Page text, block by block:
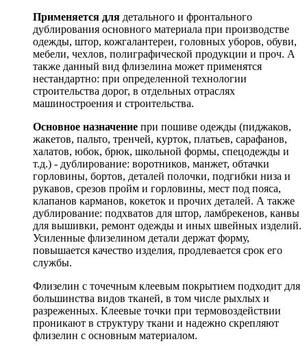
Применяется для детального и фронтального
дублирования основного материала при производстве
одежды, штор, кожгалантереи, головных уборов, обуви,
мебели, чехлов, полиграфической продукции и проч. А
также данный вид флизелина может применятся
нестандартно: при определенной технологии
строительства дорог, в отдельных отраслях
машиностроения и строительства.
Основное назначение при пошиве одежды (пиджаков,
жакетов, пальто, тренчей, курток, платьев, сарафанов,
халатов, юбок, брюк, школьной формы, спецодежды и
т.д.) - дублирование: воротников, манжет, обтачки
горловины, бортов, деталей полочки, подгибки низа и
рукавов, срезов пройм и горловины, мест под пояса,
клапанов карманов, кокеток и прочих деталей. А также
дублирование: подхватов для штор, ламбрекенов, канвы
для вышивки, ремонт одежды и иных швейных изделий.
Усиленные флизелином детали держат форму,
повышается качество изделия, продлевается срок его
службы.
Флизелин с точечным клеевым покрытием подходит для
большинства видов тканей, в том числе рыхлых и
разреженных. Клеевые точки при термовоздействии
проникают в структуру ткани и надежно скрепляют
флизелин с основным материалом.